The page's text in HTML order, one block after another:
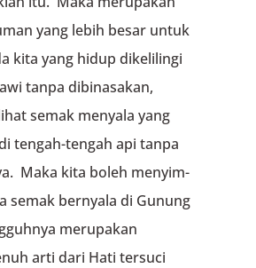
yang lebih besar untuk
kita yang hidup dikelilingi
tanpa dibinasakan,
semak menya­la yang
tengah-tengah api tanpa
Maka kita boleh menyim­
semak bernyala di Gunung
merupakan
arti dari Hati tersu­ci